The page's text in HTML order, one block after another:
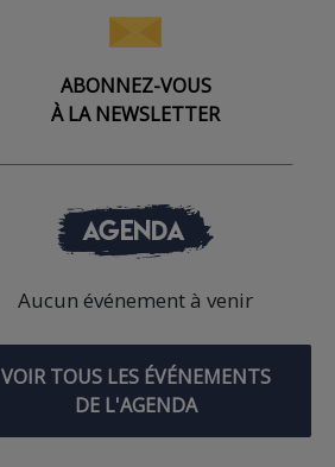
ABONNEZ-VOUS
À LA NEWSLETTER
AGENDA
Aucun événement à venir
VOIR TOUS LES ÉVÉNEMENTS
DE L'AGENDA